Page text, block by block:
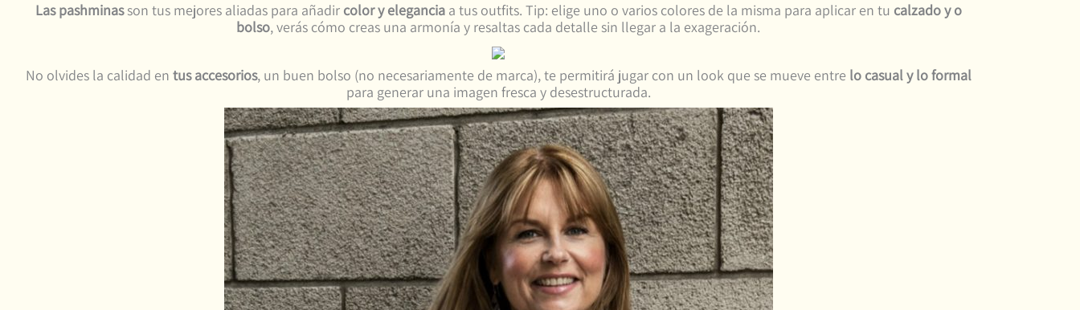
Las pashminasson tus mejores aliadas para añadir color y eleganciaa tus outfits. Tip: elige uno o varios colores de la misma para aplicar en tu calzado y o
bolso, verás cómo creas una armonía y resaltas cada detalle sin llegar a la exageración.
No olvides la calidad en tus accesorios, un buen bolso (no necesariamente de marca), te permitirá jugar con un look que se mueve entre lo casual y lo formal
para generar una imagen fresca y desestructurada.